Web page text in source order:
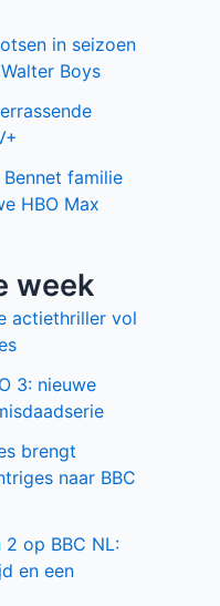
in seizoen
Boys
familie
HBO Max
week
actiethriller vol
3: nieuwe
brengt
naar BBC
op BBC NL:
en een